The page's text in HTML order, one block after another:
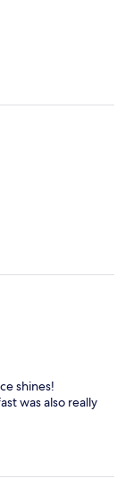
shines!
was also really